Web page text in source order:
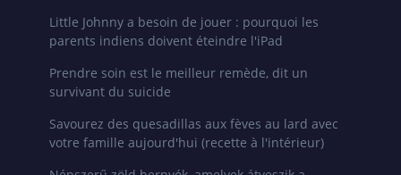
Little Johnny a besoin de jouer : pourquoi les
parents indiens doivent éteindre l'iPad
Prendre soin est le meilleur remède, dit un
survivant du suicide
Savourez des quesadillas aux fèves au lard avec
votre famille aujourd'hui (recette à l'intérieur)